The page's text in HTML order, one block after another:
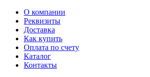
О компании
Реквизиты
Доставка
Как купить
Оплата по счету
Каталог
Контакты